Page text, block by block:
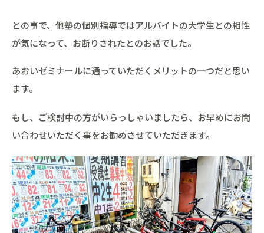
との事で、他塾の個別指導ではアルバイトの大学生との相性
が気になって、お断りされたとのお話でした。
あおいゼミナールに通っていただくメリットの一つだと思い
ます。
もし、ご検討中の方がいらっしゃいましたら、お早めにお問
い合わせいただく事をお勧めさせていただきます。